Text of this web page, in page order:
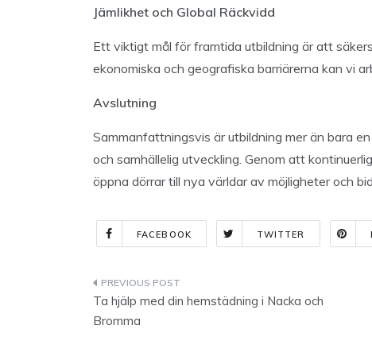
Jämlikhet och Global Räckvidd
Ett viktigt mål för framtida utbildning är att
ekonomiska och geografiska barriärerna kan vi
Avslutning
Sammanfattningsvis är utbildning mer än bara
och samhällelig utveckling. Genom att
öppna dörrar till nya världar av möjligheter och
FACEBOOK TWITTER
Indlægsnavigation
Ta hjälp med din hemstädning i Nacka och
Bromma